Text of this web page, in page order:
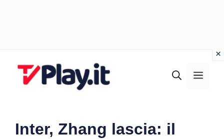
Inter, Zhang lascia: il